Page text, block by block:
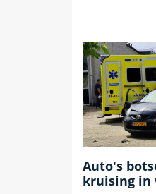
Auto's
kruising in